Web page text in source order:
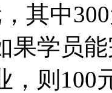
其中
果学员
，则100